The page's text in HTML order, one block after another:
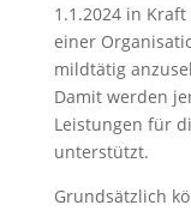
1.1.2024 in
einer
mildtätig
Damit werden
Leistungen für
unterstützt.
Grundsätzlich